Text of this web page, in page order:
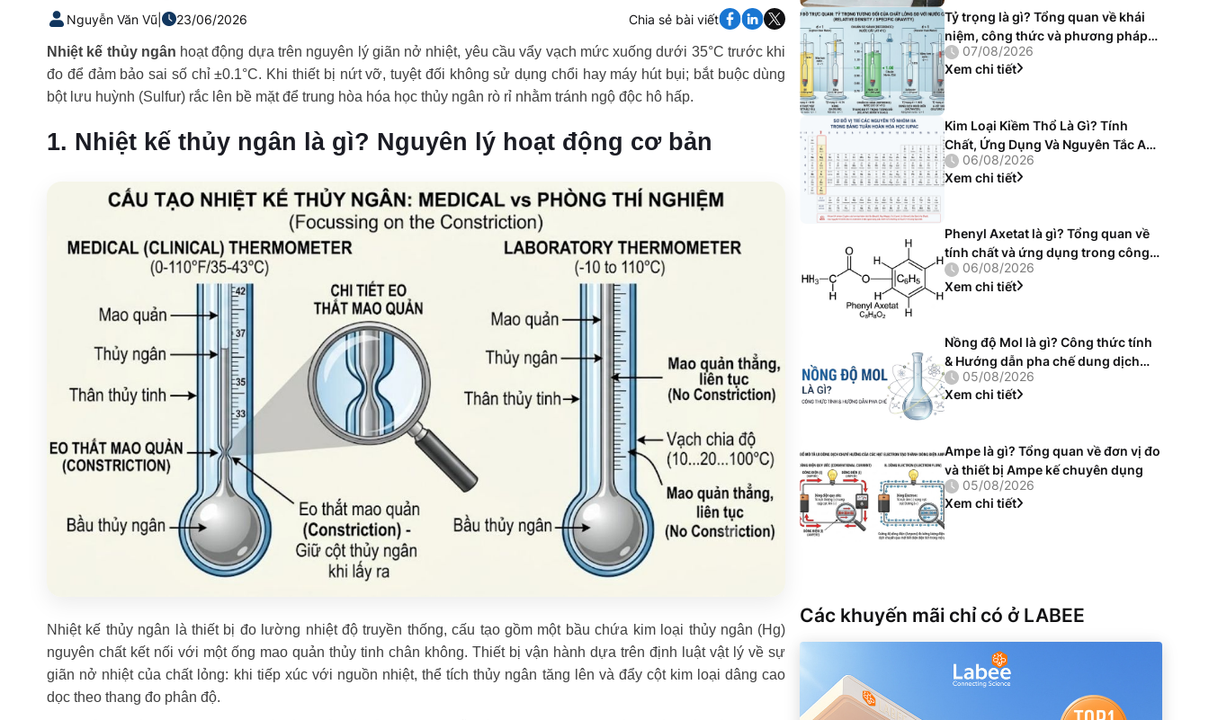
Nguyễn Văn Vũ 23/06/2026 Chia sẻ bài viết
Nhiệt kế thủy ngân hoạt động dựa trên nguyên lý giãn nở nhiệt, yêu cầu vẩy vạch mức xuống dưới 35°C trước khi
đo để đảm bảo sai số chỉ ±0.1°C. Khi thiết bị nứt vỡ, tuyệt đối không sử dụng chổi hay máy hút bụi; bắt buộc dùng
bột lưu huỳnh (Sulfur) rắc lên bề mặt để trung hòa hóa học thủy ngân rò rỉ nhằm tránh ngộ độc hô hấp.
1. Nhiệt kế thủy ngân là gì? Nguyên lý hoạt động cơ bản
Nhiệt kế thủy ngân là thiết bị đo lường nhiệt độ truyền thống, cấu tạo gồm một bầu chứa kim loại thủy ngân (Hg)
nguyên chất kết nối với một ống mao quản thủy tinh chân không. Thiết bị vận hành dựa trên định luật vật lý về sự
giãn nở nhiệt của chất lỏng: khi tiếp xúc với nguồn nhiệt, thể tích thủy ngân tăng lên và đẩy cột kim loại dâng cao
dọc theo thang đo phân độ.
Tỷ trọng là gì? Tổng quan về khái
niệm, công thức và phương pháp
đo chính xác
07/08/2026
Xem chi tiết
Kim Loại Kiềm Thổ Là Gì? Tính
Chất, Ứng Dụng Và Nguyên Tắc An
Toàn Phòng Thí Nghiệm
06/08/2026
Xem chi tiết
Phenyl Axetat là gì? Tổng quan về
tính chất và ứng dụng trong công
nghiệp
06/08/2026
Xem chi tiết
Nồng độ Mol là gì? Công thức tính
& Hướng dẫn pha chế dung dịch
chuẩn05/08/2026
Xem chi tiết
Ampe là gì? Tổng quan về đơn vị đo
và thiết bị Ampe kế chuyên dụng
05/08/2026
Xem chi tiết
Các khuyến mãi chỉ có ở LABEE